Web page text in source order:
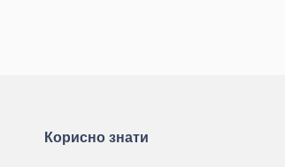
Корисно знати